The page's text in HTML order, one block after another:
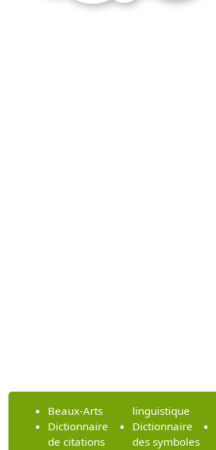
Beaux-Arts
Dictionnaire
de citations
linguistique
Dictionnaire
des symboles